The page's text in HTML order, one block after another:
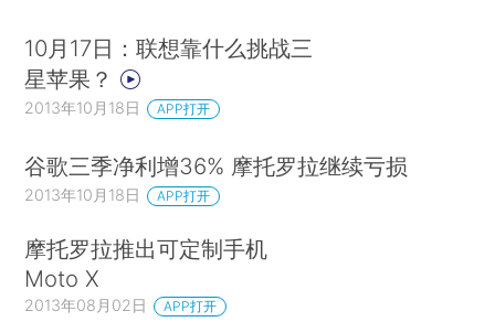
10月17日：联想靠什么挑战三
星苹果？
2013年10月18日 APP打开
谷歌三季净利增36% 摩托罗拉继续亏损
2013年10月18日 APP打开
摩托罗拉推出可定制手机
Moto X
2013年08月02日 APP打开